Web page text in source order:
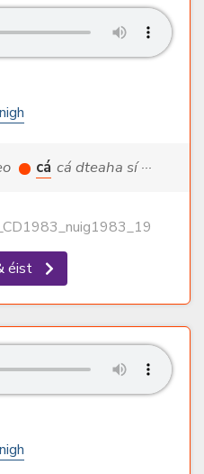
cá cá dteaha sí ···
éist